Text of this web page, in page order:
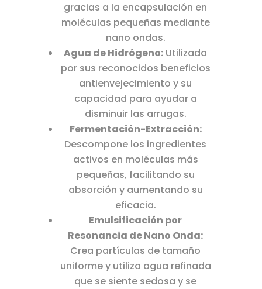
gracias a la encapsulación en
moléculas pequeñas mediante
nano ondas.
Agua de Hidrógeno: Utilizada
por sus reconocidos beneficios
antienvejecimiento y su
capacidad para ayudar a
disminuir las arrugas.
Fermentación-Extracción:
Descompone los ingredientes
activos en moléculas más
pequeñas, facilitando su
absorción y aumentando su
eficacia.
Emulsificación por
Resonancia de Nano Onda:
Crea partículas de tamaño
uniforme y utiliza agua refinada
que se siente sedosa y se